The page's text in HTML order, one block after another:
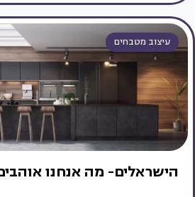
עיצוב מטבחים
הישראלים- מה אנחנו